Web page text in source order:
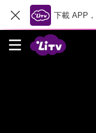
下載 APP